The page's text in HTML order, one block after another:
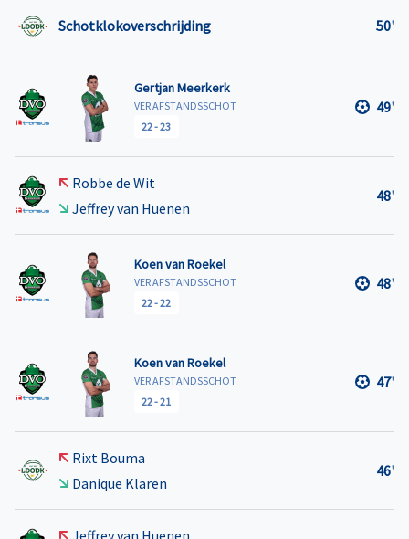
Schotklokoverschrijding 50'
Gertjan Meerkerk
VER AFSTANDSSCHOT
22-23
49'
Robbe de Wit
Jeffrey van Huenen
48'
Koen van Roekel
VER AFSTANDSSCHOT
22-22
48'
Koen van Roekel
VER AFSTANDSSCHOT
22-21
47'
Rixt Bouma
Danique Klaren
46'
Jeffrey van Huenen